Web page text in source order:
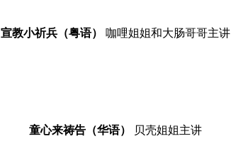
宣教小祈兵（粤语） 咖哩姐姐和大肠哥哥主讲
童心来祷告（华语） 贝壳姐姐主讲